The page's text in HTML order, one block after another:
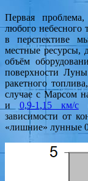
Первая
любого небесного
в перспективе
местные ресурсы,
объём
поверхности
ракетного
случае с Марсом
и 0,9-1,15 км/с
зависимости от
«лишние» лунные